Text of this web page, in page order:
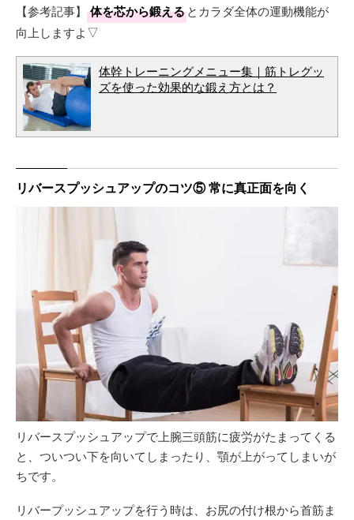
【参考記事】 体を芯から鍛えるとカラダ全体の運動機能が
向上しますよ▽
体幹トレーニングメニュー集｜筋トレグッ
ズを使った効果的な鍛え方とは？
リバースプッシュアップのコツ⑤ 常に真正面を向く
リバースプッシュアップで上腕三頭筋に疲労がたまってくる
と、ついつい下を向いてしまったり、顎が上がってしまいが
ちです。
リバープッシュアップを行う時は、お尻の付け根から首筋ま